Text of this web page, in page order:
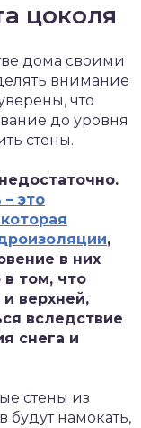
цоколя
дома своими
внимание
что
до уровня
стены.
это
,
в них
том, что
верхней,
вследствие
снега и
стены из
будут намокать,